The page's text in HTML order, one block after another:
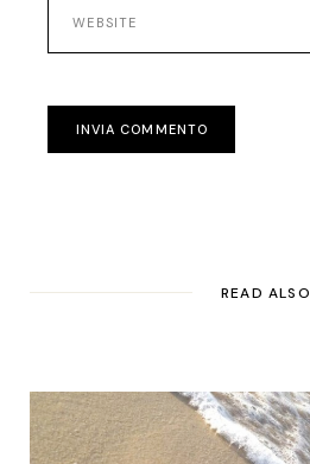
INVIA COMMENTO
READ ALSO